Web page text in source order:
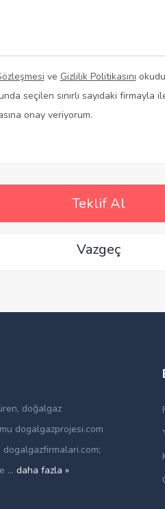
ve Gizlilik Politikasını
seçilen sınırlı sayıdaki firmayla
onay veriyorum.
Teklif Al
Vazgeç
doğalgaz
dogalgazprojesi.com
... daha fazla »